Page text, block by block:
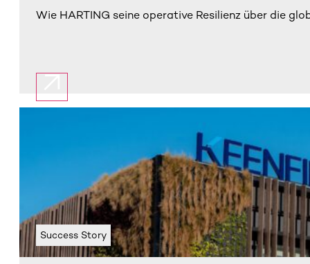
Wie HARTING seine operative Resilienz über die
Success Story